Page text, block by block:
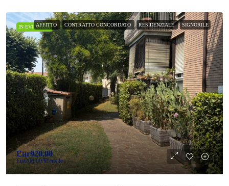
IN EVIDENZA
AFFITTO CONTRATTO CONCORDATO RESIDENZIALE SIGNORILE
Eur920,00
Eur200,00/Mensile